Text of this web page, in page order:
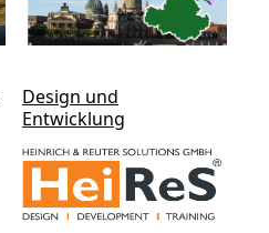
Design und
Entwicklung